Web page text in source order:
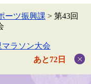
ーツ振興課 > 第43回
ラソン大会
あと72日